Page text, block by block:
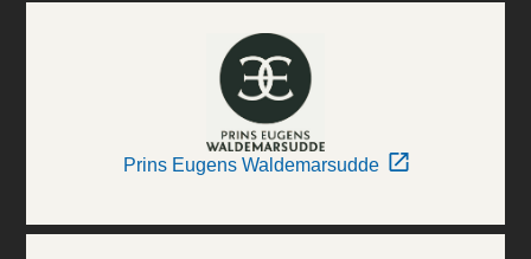
Prins Eugens Waldemarsudde